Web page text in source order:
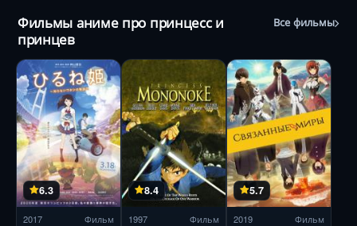
Фильмы аниме про принцесс и
принцев
Все фильмы
6.3
2017 Фильм
8.4
1997 Фильм
5.7
2019 Фильм